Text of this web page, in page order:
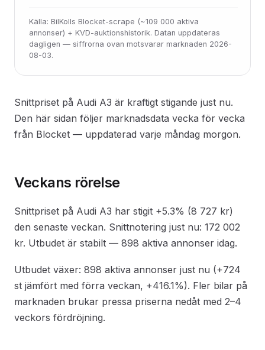
Källa: BilKolls Blocket-scrape (~109 000 aktiva
annonser) + KVD-auktionshistorik. Datan uppdateras
dagligen — siffrorna ovan motsvarar marknaden 2026-
08-03.
Snittpriset på Audi A3 är kraftigt stigande just nu.
Den här sidan följer marknadsdata vecka för vecka
från Blocket — uppdaterad varje måndag morgon.
Veckans rörelse
Snittpriset på Audi A3 har stigit +5.3% (8 727 kr)
den senaste veckan. Snittnotering just nu: 172 002
kr. Utbudet är stabilt — 898 aktiva annonser idag.
Utbudet växer: 898 aktiva annonser just nu (+724
st jämfört med förra veckan, +416.1%). Fler bilar på
marknaden brukar pressa priserna nedåt med 2–4
veckors fördröjning.